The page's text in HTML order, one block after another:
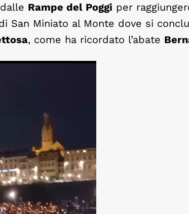
Rampe del Poggi per
San Miniato al Monte dove si
, come ha ricordato l’abate